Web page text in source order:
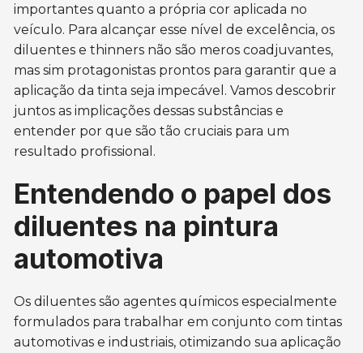
importantes quanto a própria cor aplicada no
veículo. Para alcançar esse nível de excelência, os
diluentes e thinners não são meros coadjuvantes,
mas sim protagonistas prontos para garantir que a
aplicação da tinta seja impecável. Vamos descobrir
juntos as implicações dessas substâncias e
entender por que são tão cruciais para um
resultado profissional.
Entendendo o papel dos
diluentes na pintura
automotiva
Os diluentes são agentes químicos especialmente
formulados para trabalhar em conjunto com tintas
automotivas e industriais, otimizando sua aplicação